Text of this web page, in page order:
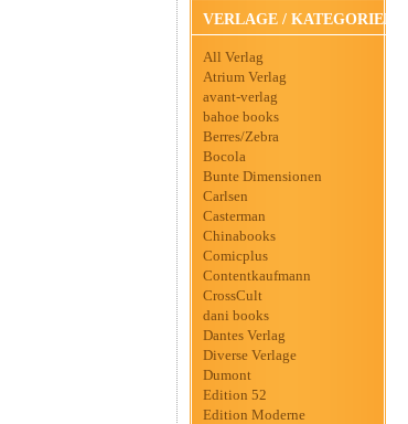
VERLAGE / KATEGORIEN
All Verlag
Atrium Verlag
avant-verlag
bahoe books
Berres/Zebra
Bocola
Bunte Dimensionen
Carlsen
Casterman
Chinabooks
Comicplus
Contentkaufmann
CrossCult
dani books
Dantes Verlag
Diverse Verlage
Dumont
Edition 52
Edition Moderne